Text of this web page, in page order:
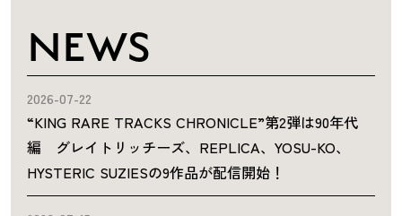
NEWS
2026-07-22
“KING RARE TRACKS CHRONICLE”第2弾は90年代
編 グレイトリッチーズ、REPLICA、YOSU-KO、
HYSTERIC SUZIESの9作品が配信開始！